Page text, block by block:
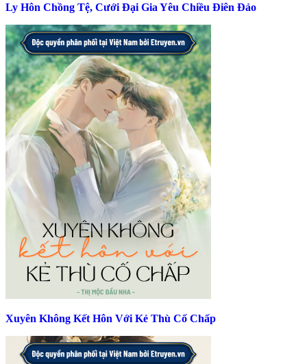
Ly Hôn Chồng Tệ, Cưới Đại Gia Yêu Chiều Điên Đảo
Xuyên Không Kết Hôn Với Kẻ Thù Cố Chấp